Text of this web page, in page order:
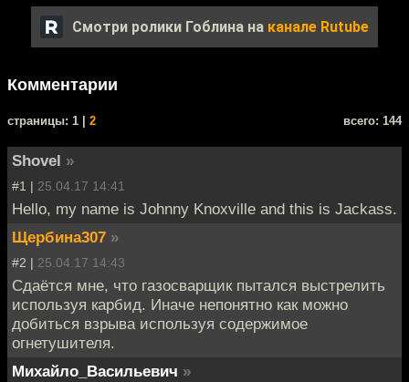
Смотри ролики Гоблина на канале Rutube
Комментарии
cтраницы: 1 | 2 всего: 144
Shovel »
#1 | 25.04.17 14:41
Hello, my name is Johnny Knoxville and this is Jackass.
Щербина307 »
#2 | 25.04.17 14:43
Сдаётся мне, что газосварщик пытался выстрелить
используя карбид. Иначе непонятно как можно
добиться взрыва используя содержимое
огнетушителя.
Михайло_Васильевич »